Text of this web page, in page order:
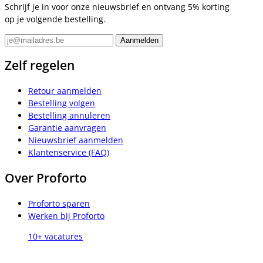
Schrijf je in voor onze nieuwsbrief en ontvang 5% korting
op je volgende bestelling.
Zelf regelen
Retour aanmelden
Bestelling volgen
Bestelling annuleren
Garantie aanvragen
Nieuwsbrief aanmelden
Klantenservice (FAQ)
Over Proforto
Proforto sparen
Werken bij Proforto
10+ vacatures